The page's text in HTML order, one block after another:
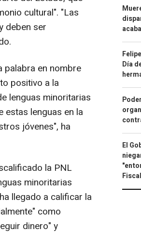
cultural". "Las
deben ser
palabra en nombre
positivo a la
lenguas minoritarias
estas lenguas en la
jóvenes", ha
la PNL
minoritarias
llegado a calificar la
como
dinero" y
Día
El